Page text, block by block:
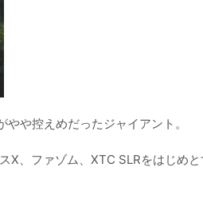
や控えめだったジャイアント。
X、ファゾム、XTC SLRをはじめ